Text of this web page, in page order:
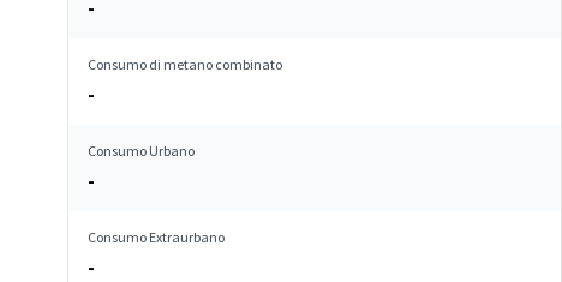
-
Consumo di metano combinato
-
Consumo Urbano
-
Consumo Extraurbano
-